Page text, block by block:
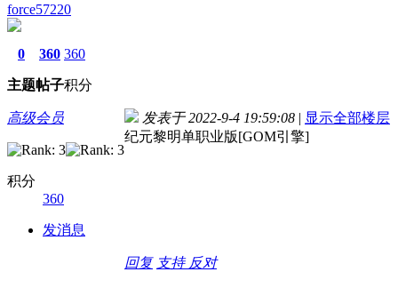
force57220
0
主题
360
帖子
360
积分
高级会员
积分
360
发消息
发表于 2022-9-4 19:59:08 | 显示全部楼层
纪元黎明单职业版[GOM引擎]
回复 支持 反对